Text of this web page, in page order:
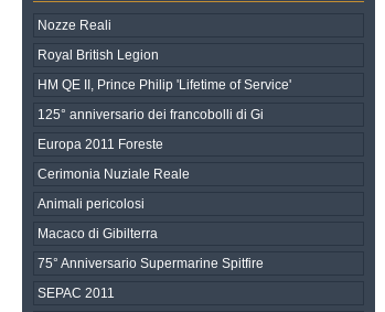
Nozze Reali
Royal British Legion
HM QE II, Prince Philip 'Lifetime of Service'
125° anniversario dei francobolli di Gi
Europa 2011 Foreste
Cerimonia Nuziale Reale
Animali pericolosi
Macaco di Gibilterra
75° Anniversario Supermarine Spitfire
SEPAC 2011